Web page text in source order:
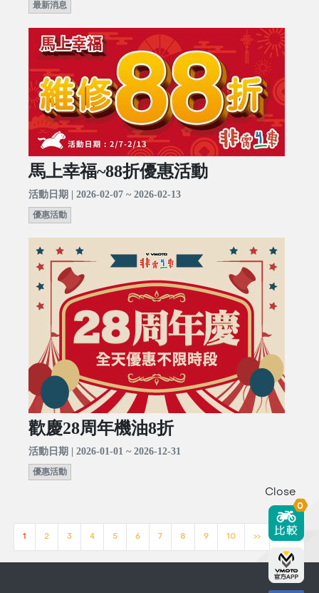
最新消息
馬上幸福~88折優惠活動
活動日期 | 2026-02-07 ~ 2026-02-13
優惠活動
歡慶28周年機油8折
活動日期 | 2026-01-01 ~ 2026-12-31
優惠活動
1 2 3 4 5 6 7 8 9 10 >> [23]
Close
0